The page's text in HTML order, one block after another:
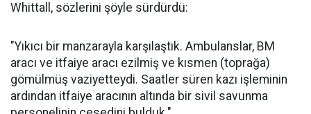
Whittall, sözlerini şöyle sürdürdü:
"Yıkıcı bir manzarayla karşılaştık. Ambulanslar, BM
aracı ve itfaiye aracı ezilmiş ve kısmen (toprağa)
gömülmüş vaziyetteydi. Saatler süren kazı işleminin
ardından itfaiye aracının altında bir sivil savunma